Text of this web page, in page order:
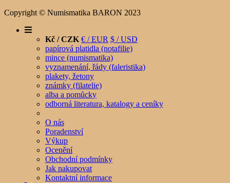
Copyright © Numismatika BARON 2023
Kč / CZK € / EUR $ / USD
papírová platidla (notafilie)
mince (numismatika)
vyznamenání, řády (faleristika)
plakety, žetony
známky (filatelie)
alba a pomůcky
odborná literatura, katalogy a ceníky
O nás
Poradenství
Výkup
Ocenění
Obchodní podmínky
Jak nakupovat
Kontaktní informace